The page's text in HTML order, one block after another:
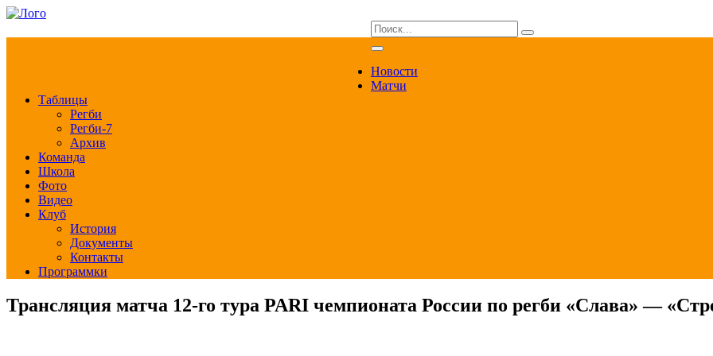
Новости
Матчи
Таблицы
Регби
Регби-7
Архив
Команда
Школа
Фото
Видео
Клуб
История
Документы
Контакты
Программки
Трансляция матча 12-го тура PARI чемпионата России по регби «Слава» —